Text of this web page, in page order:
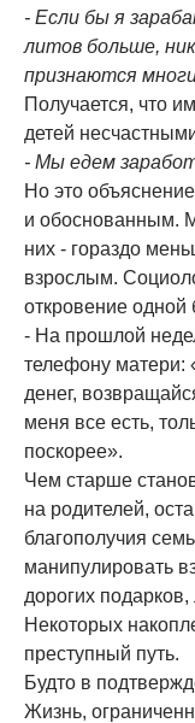
- Если бы я
литов больше,
признаются
Получается, что
детей
- Мы едем
Но это
и обоснованным.
них - гораздо
взрослым.
откровение одной
- На прошлой
телефону матери:
денег,
меня все есть,
поскорее».
Чем старше
на родителей,
благополучия
манипулировать
дорогих
Некоторых
преступный путь.
Будто в
Жизнь,